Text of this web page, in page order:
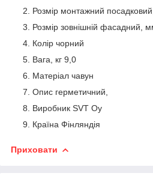
Розмір монтажний
Розмір зовнішній фасадний,
Колір чорний
Вага, кг 9,0
Матеріал чавун
Опис герметичний,
Виробник SVT Oy
Країна Фінляндія
Приховати